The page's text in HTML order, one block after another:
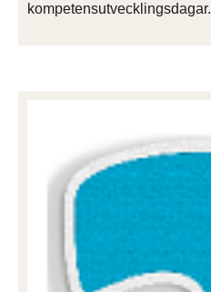
kompetensutvecklingsdagar.